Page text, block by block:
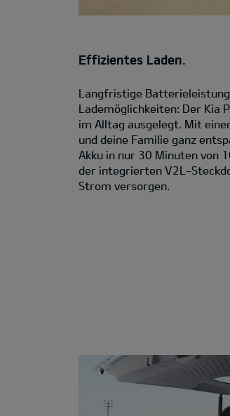
Effizientes Laden.
Langfristige
Lademöglichkeiten: Der Kia
im Alltag ausgelegt. Mit
und deine Familie ganz
Akku in nur 30 Minuten von
der integrierten V2L-
Strom versorgen.